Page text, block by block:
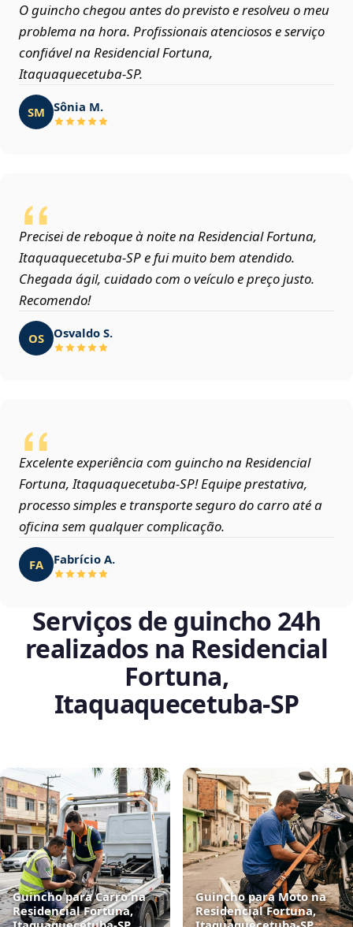
O guincho chegou antes do previsto e resolveu o meu
problema na hora. Profissionais atenciosos e serviço
confiável na Residencial Fortuna,
Itaquaquecetuba‑SP.
SM Sônia M.
Precisei de reboque à noite na Residencial Fortuna,
Itaquaquecetuba‑SP e fui muito bem atendido.
Chegada ágil, cuidado com o veículo e preço justo.
Recomendo!
OS Osvaldo S.
Excelente experiência com guincho na Residencial
Fortuna, Itaquaquecetuba‑SP! Equipe prestativa,
processo simples e transporte seguro do carro até a
oficina sem qualquer complicação.
FA Fabrício A.
Serviços de guincho 24h
realizados na Residencial
Fortuna,
Itaquaquecetuba‑SP
Guincho para Carro na
Residencial Fortuna,
Guincho para Moto na
Residencial Fortuna,